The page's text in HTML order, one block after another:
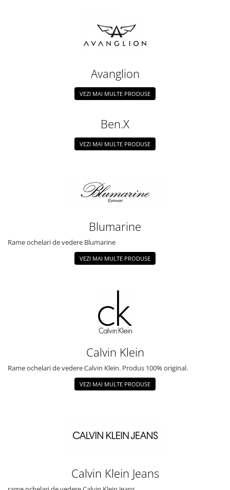
Avanglion
VEZI MAI MULTE PRODUSE
Ben.X
VEZI MAI MULTE PRODUSE
Blumarine
Rame ochelari de vedere Blumarine
VEZI MAI MULTE PRODUSE
Calvin Klein
Rame ochelari de vedere Calvin Klein. Produs 100% original.
VEZI MAI MULTE PRODUSE
Calvin Klein Jeans